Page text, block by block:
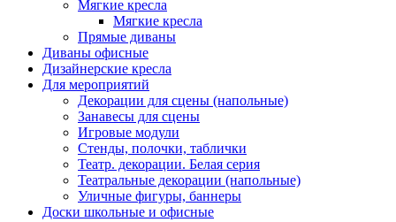
Мягкие кресла
Мягкие кресла
Прямые диваны
Диваны офисные
Дизайнерские кресла
Для мероприятий
Декорации для сцены (напольные)
Занавесы для сцены
Игровые модули
Стенды, полочки, таблички
Театр. декорации. Белая серия
Театральные декорации (напольные)
Уличные фигуры, баннеры
Доски школьные и офисные